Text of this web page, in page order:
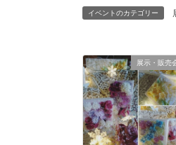
イベントのカテゴリー
展示・販売